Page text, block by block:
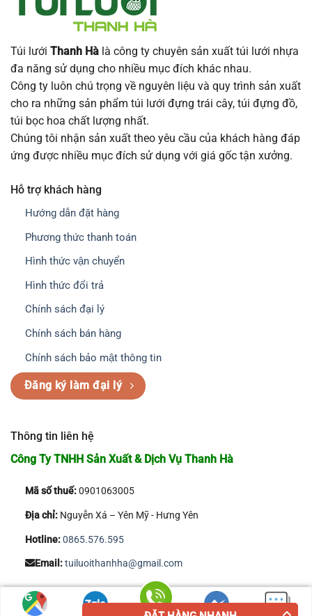
Túi lưới Thanh Hà là công ty chuyên sản xuất túi lưới nhựa
đa năng sử dụng cho nhiều mục đích khác nhau.
Công ty luôn chú trọng về nguyên liệu và quy trình sản xuất
cho ra những sản phẩm túi lưới đựng trái cây, túi đựng đồ,
túi bọc hoa chất lượng nhất.
Chúng tôi nhận sản xuất theo yêu cầu của khách hàng đáp
ứng được nhiều mục đích sử dụng với giá gốc tận xưởng.
Hỗ trợ khách hàng
Hướng dẫn đặt hàng
Phương thức thanh toán
Hình thức vận chuyển
Hình thức đổi trả
Chính sách đại lý
Chính sách bán hàng
Chính sách bảo mật thông tin
Đăng ký làm đại lý
Thông tin liên hệ
Công Ty TNHH Sản Xuất & Dịch Vụ Thanh Hà
Mã số thuế:0901063005
Địa chỉ:Nguyễn Xá – Yên Mỹ - Hưng Yên
Hotline:0865.576.595
Email:tuiluoithanhha@gmail.com
Copyright 2026 © Công Ty TNHH Sản Xuất & Dịch Vụ Thanh Hà